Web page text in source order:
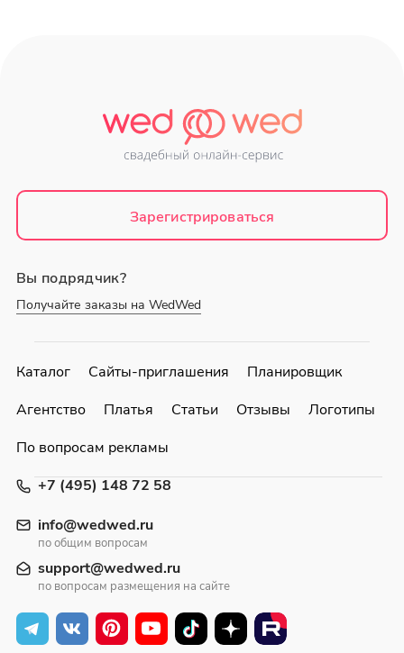
Зарегистрироваться
Вы подрядчик?
Получайте заказы на WedWed
+7 (495) 148 72 58
info@wedwed.ru
по общим вопросам
support@wedwed.ru
по вопросам размещения на сайте
Каталог Сайты-приглашения
Планировщик
Агентство
Платья Статьи Отзывы
Логотипы
По вопросам рекламы